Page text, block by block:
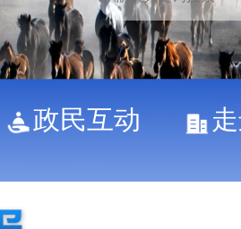
政民互动